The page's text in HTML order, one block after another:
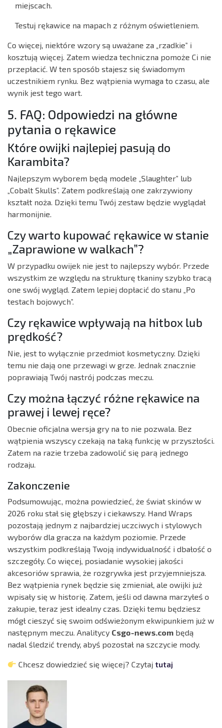
miejscach.
Testuj rękawice na mapach z różnym oświetleniem.
Co więcej, niektóre wzory są uważane za „rzadkie” i
kosztują więcej. Zatem wiedza techniczna pomoże Ci nie
przepłacić. W ten sposób stajesz się świadomym
uczestnikiem rynku. Bez wątpienia wymaga to czasu, ale
wynik jest tego wart.
5. FAQ: Odpowiedzi na główne
pytania o rękawice
Które owijki najlepiej pasują do
Karambita?
Najlepszym wyborem będą modele „Slaughter” lub
„Cobalt Skulls”. Zatem podkreślają one zakrzywiony
kształt noża. Dzięki temu Twój zestaw będzie wyglądał
harmonijnie.
Czy warto kupować rękawice w stanie
„Zaprawione w walkach”?
W przypadku owijek nie jest to najlepszy wybór. Przede
wszystkim ze względu na strukturę tkaniny szybko tracą
one swój wygląd. Zatem lepiej dopłacić do stanu „Po
testach bojowych”.
Czy rękawice wpływają na hitbox lub
prędkość?
Nie, jest to wyłącznie przedmiot kosmetyczny. Dzięki
temu nie dają one przewagi w grze. Jednak znacznie
poprawiają Twój nastrój podczas meczu.
Czy można łączyć różne rękawice na
prawej i lewej ręce?
Obecnie oficjalna wersja gry na to nie pozwala. Bez
wątpienia wszyscy czekają na taką funkcję w przyszłości.
Zatem na razie trzeba zadowolić się parą jednego
rodzaju.
Zakonczenie
Podsumowując, można powiedzieć, że świat skinów w
2026 roku stał się głębszy i ciekawszy. Hand Wraps
pozostają jednym z najbardziej uczciwych i stylowych
wyborów dla gracza na każdym poziomie. Przede
wszystkim podkreślają Twoją indywidualność i dbałość o
szczegóły. Co więcej, posiadanie wysokiej jakości
akcesoriów sprawia, że rozgrywka jest przyjemniejsza.
Bez wątpienia rynek będzie się zmieniał, ale owijki już
wpisały się w historię. Zatem, jeśli od dawna marzyłeś o
zakupie, teraz jest idealny czas. Dzięki temu będziesz
mógł cieszyć się swoim odświeżonym ekwipunkiem już w
następnym meczu. Analitycy Csgo-news.com będą
nadal śledzić trendy, abyś pozostał na szczycie mody.
Chcesz dowiedzieć się więcej? Czytajtutaj